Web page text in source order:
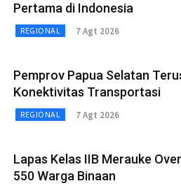
Pertama di Indonesia
REGIONAL 7 Agt 2026
Pemprov Papua Selatan
Konektivitas Transportasi
REGIONAL 7 Agt 2026
Lapas Kelas IIB Merauke
550 Warga Binaan